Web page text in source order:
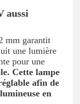
aussi
mm garantit
une lumière
pour une
Cette lampe
afin de
en